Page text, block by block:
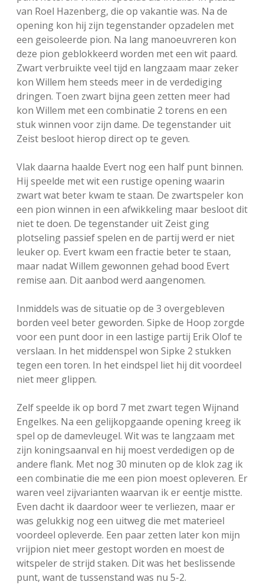
van Roel Hazenberg, die op vakantie was. Na de
opening kon hij zijn tegenstander opzadelen met
een geisoleerde pion. Na lang manoeuvreren kon
deze pion geblokkeerd worden met een wit paard.
Zwart verbruikte veel tijd en langzaam maar zeker
kon Willem hem steeds meer in de verdediging
dringen. Toen zwart bijna geen zetten meer had
kon Willem met een combinatie 2 torens en een
stuk winnen voor zijn dame. De tegenstander uit
Zeist besloot hierop direct op te geven.
Vlak daarna haalde Evert nog een half punt binnen.
Hij speelde met wit een rustige opening waarin
zwart wat beter kwam te staan. De zwartspeler kon
een pion winnen in een afwikkeling maar besloot dit
niet te doen. De tegenstander uit Zeist ging
plotseling passief spelen en de partij werd er niet
leuker op. Evert kwam een fractie beter te staan,
maar nadat Willem gewonnen gehad bood Evert
remise aan. Dit aanbod werd aangenomen.
Inmiddels was de situatie op de 3 overgebleven
borden veel beter geworden. Sipke de Hoop zorgde
voor een punt door in een lastige partij Erik Olof te
verslaan. In het middenspel won Sipke 2 stukken
tegen een toren. In het eindspel liet hij dit voordeel
niet meer glippen.
Zelf speelde ik op bord 7 met zwart tegen Wijnand
Engelkes. Na een gelijkopgaande opening kreeg ik
spel op de damevleugel. Wit was te langzaam met
zijn koningsaanval en hij moest verdedigen op de
andere flank. Met nog 30 minuten op de klok zag ik
een combinatie die me een pion moest opleveren. Er
waren veel zijvarianten waarvan ik er eentje mistte.
Even dacht ik daardoor weer te verliezen, maar er
was gelukkig nog een uitweg die met materieel
voordeel opleverde. Een paar zetten later kon mijn
vrijpion niet meer gestopt worden en moest de
witspeler de strijd staken. Dit was het beslissende
punt, want de tussenstand was nu 5-2.